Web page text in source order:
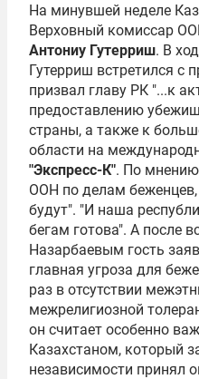
На минувшей неделе
Верховный комиссар
Антониу Гутерриш. В
Гутерриш встретился с
призвал главу РК "...к
предоставлению
страны, а также к
области на
"Экспресс-К". По мнению
ООН по делам беженцев,
будут". "И наша
бегам готова". А после
Назарбаевым гость
главная угроза для
раз в отсутствии
межрелигиозной
он считает особенно
Казахстаном, который
независимости принял